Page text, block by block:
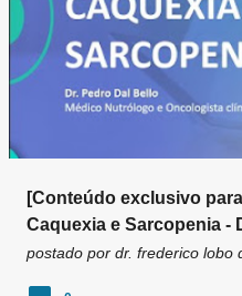
[Conteúdo exclusivo
Caquexia e Sarcopenia -
postado por dr. frederico lobo